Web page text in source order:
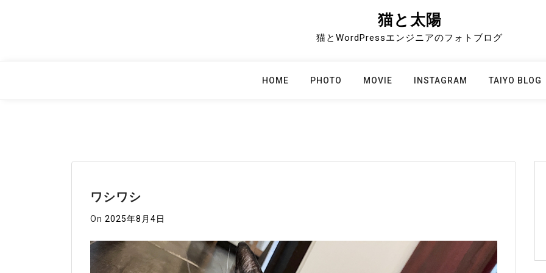
猫と太陽
猫とWordPressエンジニアのフォトブログ
HOME PHOTO MOVIE INSTAGRAM TAIYO BLOG
ワシワシ
On 2025年8月4日